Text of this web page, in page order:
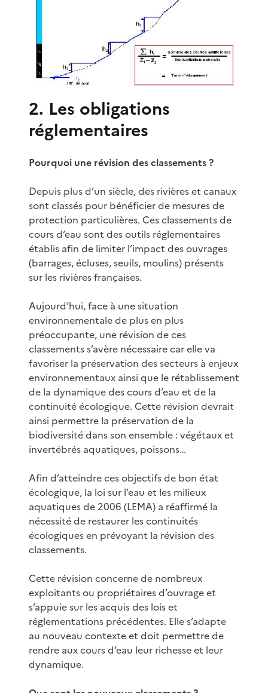
2. Les obligations
réglementaires
Pourquoi une révision des classements ?
Depuis plus d’un siècle, des rivières et canaux
sont classés pour bénéficier de mesures de
protection particulières. Ces classements de
cours d’eau sont des outils réglementaires
établis afin de limiter l’impact des ouvrages
(barrages, écluses, seuils, moulins) présents
sur les rivières françaises.
Aujourd’hui, face à une situation
environnementale de plus en plus
préoccupante, une révision de ces
classements s’avère nécessaire car elle va
favoriser la préservation des secteurs à enjeux
environnementaux ainsi que le rétablissement
de la dynamique des cours d’eau et de la
continuité écologique. Cette révision devrait
ainsi permettre la préservation de la
biodiversité dans son ensemble : végétaux et
invertébrés aquatiques, poissons…
Afin d’atteindre ces objectifs de bon état
écologique, la loi sur l’eau et les milieux
aquatiques de 2006 (LEMA) a réaffirmé la
nécessité de restaurer les continuités
écologiques en prévoyant la révision des
classements.
Cette révision concerne de nombreux
exploitants ou propriétaires d’ouvrage et
s’appuie sur les acquis des lois et
réglementations précédentes. Elle s’adapte
au nouveau contexte et doit permettre de
rendre aux cours d’eau leur richesse et leur
dynamique.